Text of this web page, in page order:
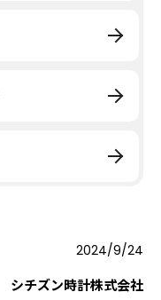
2024/9/24
シチズン時計株式会社